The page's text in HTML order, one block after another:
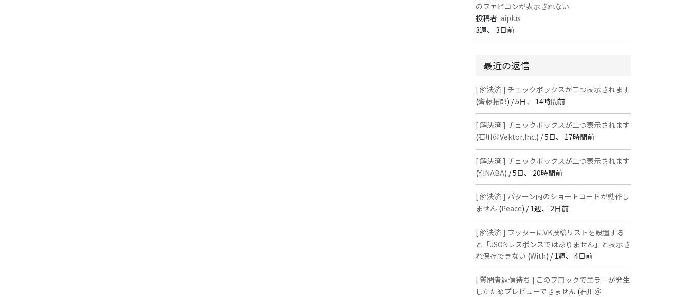
のファビコンが表示されない
投稿者:aiplus
3週、 3日前
最近の返信
[ 解決済 ] チェックボックスが二つ表示されます
(齊藤拓郎) /5日、 14時間前
[ 解決済 ] チェックボックスが二つ表示されます
(石川＠Vektor,Inc.) /5日、 17時間前
[ 解決済 ] チェックボックスが二つ表示されます
(Y.INABA) /5日、 20時間前
[ 解決済 ] パターン内のショートコードが動作し
ません (Peace) /1週、 2日前
[ 解決済 ] フッターにVK投稿リストを設置する
と「JSONレスポンスではありません」と表示さ
れ保存できない (With) /1週、 4日前
[ 質問者返信待ち ] このブロックでエラーが発生
したためプレビューできません (石川＠